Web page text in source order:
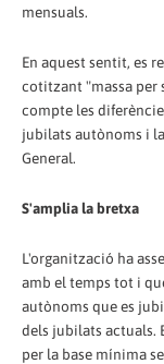
mensuals.
En aquest sentit, es
cotitzant "massa per
compte les
jubilats autònoms i
General.
S'amplia la bretxa
L'organització ha
amb el temps tot i
autònoms que es
dels jubilats actuals.
per la base mínima